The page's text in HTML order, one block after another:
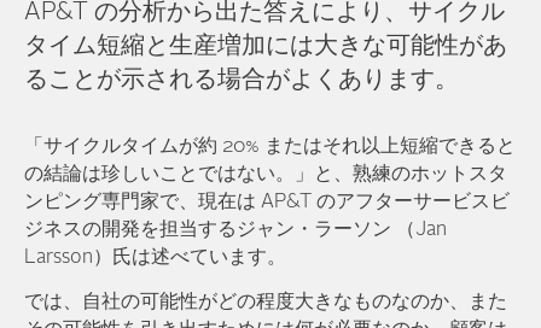
AP&T の分析から出た答えにより、サイクル
タイム短縮と生産増加には大きな可能性があ
ることが示される場合がよくあります。
「サイクルタイムが約 20% またはそれ以上短縮できると
の結論は珍しいことではない。」と、熟練のホットスタ
ンピング専門家で、現在は AP&T のアフターサービスビ
ジネスの開発を担当するジャン・ラーソン （Jan
Larsson）氏は述べています。
では、自社の可能性がどの程度大きなものなのか、また